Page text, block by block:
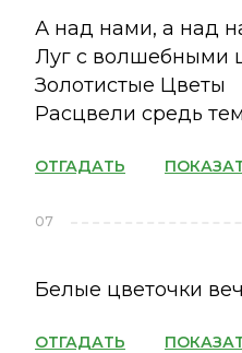
А над нами, а над
Луг с волшебными
Золотистые Цветы
Расцвели средь
ОТГАДАТЬ
07
Белые цветочки
ОТГАДАТЬ